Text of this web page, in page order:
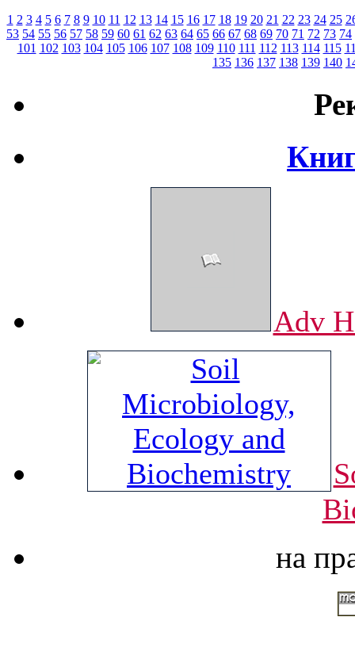
1 2 3 4 5 6 7 8 9 10 11 12 13 14 15 16 17 18 19 20 21 22 23 24 25
53 54 55 56 57 58 59 60 61 62 63 64 65 66 67 68 69 70 71 72 73 74
101 102 103 104 105 106 107 108 109 110 111 112 113 114 115
135 136 137 138 139 140
Adv
на